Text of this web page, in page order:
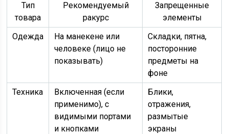
Тип
товара
Рекомендуемый
ракурс
Запрещенные
элементы
Одежда
На манекене или
человеке (лицо не
показывать)
Складки, пятна,
посторонние
предметы на
фоне
Техника
Включенная (если
применимо), с
видимыми портами
и кнопками
Блики,
отражения,
размытые
экраны